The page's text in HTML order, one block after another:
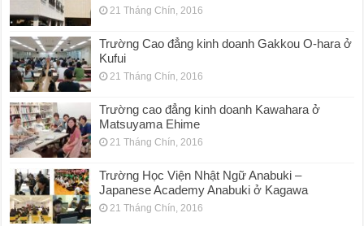
21 Tháng Chín, 2016
Trường Cao đẳng kinh doanh Gakkou O-hara ở
Kufui
21 Tháng Chín, 2016
Trường cao đẳng kinh doanh Kawahara ở
Matsuyama Ehime
21 Tháng Chín, 2016
Trường Học Viện Nhật Ngữ Anabuki –
Japanese Academy Anabuki ở Kagawa
21 Tháng Chín, 2016